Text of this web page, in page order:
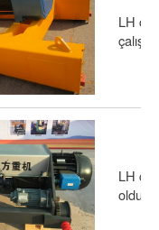
LH
LH çift